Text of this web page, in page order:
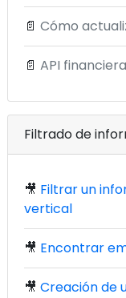
📄 Cómo
📄 API
Filtrado de
🎥 Filtrar un
vertical
🎥 Encontrar
🎥 Creación de